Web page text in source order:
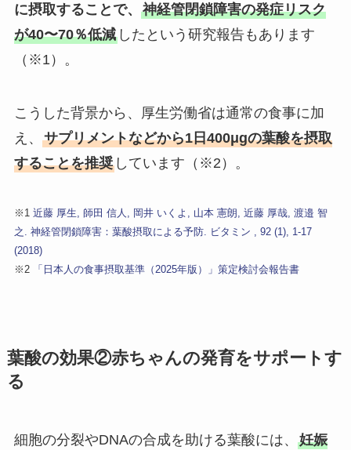
に摂取することで、 神経管閉鎖障害の発症リスク
が40〜70％低減したという研究報告もあります
（※1）。
こうした背景から、厚生労働省は通常の食事に加
え、 サプリメントなどから1日400μgの葉酸を摂取
することを推奨しています（※2）。
※1 近藤 厚生, 師田 信人, 岡井 いくよ, 山本 憲朗, 近藤 厚哉, 渡邉 智
之. 神経管閉鎖障害：葉酸摂取による予防. ビタミン , 92 (1), 1-17
(2018)
※2
「日本人の食事摂取基準（2025年版）」策定検討会報告書
葉酸の効果②赤ちゃんの発育をサポートす
る
細胞の分裂やDNAの合成を助ける葉酸には、 妊娠